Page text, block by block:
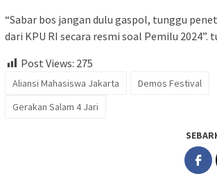
“Sabar bos jangan dulu gaspol, tunggu
dari KPU RI secara resmi soal Pemilu 2024”.
Post Views: 275
Aliansi Mahasiswa Jakarta
Demos Festival
Gerakan Salam 4 Jari